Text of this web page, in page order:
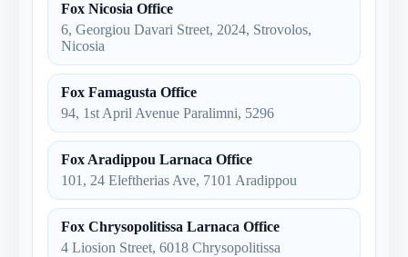
Fox Nicosia Office
6, Georgiou Davari Street, 2024, Strovolos,
Nicosia
Fox Famagusta Office
94, 1st April Avenue Paralimni, 5296
Fox Aradippou Larnaca Office
101, 24 Eleftherias Ave, 7101 Aradippou
Fox Chrysopolitissa Larnaca Office
4 Liosion Street, 6018 Chrysopolitissa